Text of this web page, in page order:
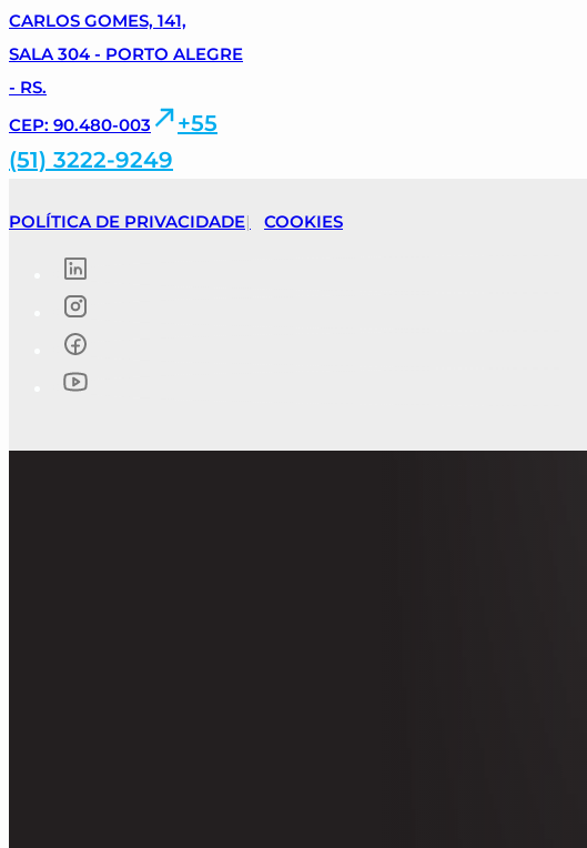
CARLOS GOMES, 141,
SALA 304 - PORTO ALEGRE
- RS.
CEP: 90.480-003
+55
(51) 3222-9249
POLÍTICA DE PRIVACIDADE COOKIES